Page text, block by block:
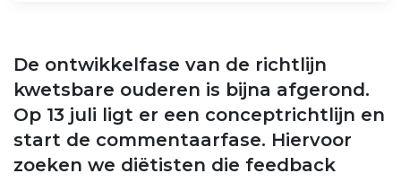
De ontwikkelfase van de richtlijn
kwetsbare ouderen is bijna afgerond.
Op 13 juli ligt er een conceptrichtlijn en
start de commentaarfase. Hiervoor
zoeken we diëtisten die feedback